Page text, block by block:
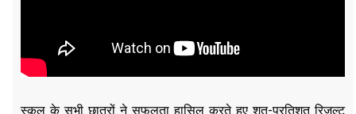
स्कूल के सभी छात्रों ने सफलता हासिल करते हुए शत-प्रतिशत रिजल्ट